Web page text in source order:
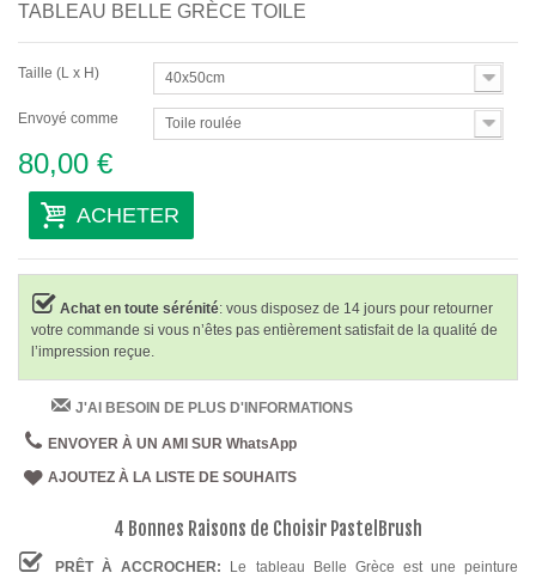
TABLEAU BELLE GRÈCE TOILE
Taille (L x H) 40x50cm
Envoyé comme Toile roulée
80,00 €
ACHETER
Achat en toute sérénité: vous disposez de 14 jours pour retourner
votre commande si vous n’êtes pas entièrement satisfait de la qualité de
l’impression reçue.
J'AI BESOIN DE PLUS D'INFORMATIONS
ENVOYER À UN AMI SUR WhatsApp
AJOUTEZ À LA LISTE DE SOUHAITS
4 Bonnes Raisons de Choisir PastelBrush
PRÊT À ACCROCHER:
Le tableau Belle Grèce est une peinture